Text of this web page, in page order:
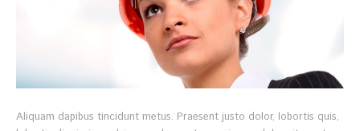
Aliquam dapibus tincidunt metus. Praesent justo dolor, lobortis quis,